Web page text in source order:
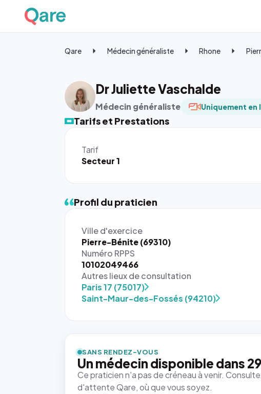
Qare Médecin généraliste Rhone
Dr Juliette Vaschalde
Médecin généraliste Uniquement en
Tarifs et Prestations
Tarif
Secteur 1
Profil du praticien
Ville d'exercice
Pierre-Bénite (69310)
Numéro RPPS
10102049466
Autres lieux de consultation
Paris 17 (75017)
Saint-Maur-des-Fossés (94210)
SANS RENDEZ-VOUS
Un médecin disponible dans
Ce praticien n'a pas de créneau à venir.
d'attente Qare, où que vous soyez.